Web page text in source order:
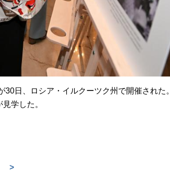
日、ロシア・イルクーツク州で開催された
学した。
>